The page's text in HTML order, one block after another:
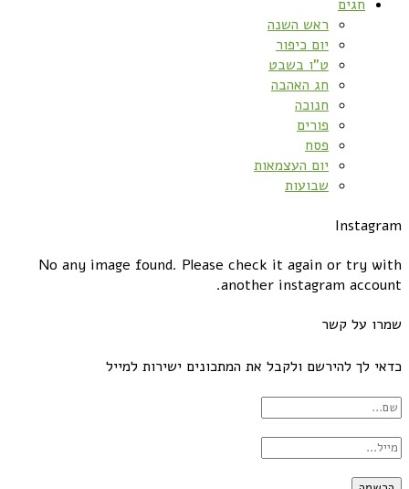
חגים
ראש השנה
יום כיפור
ט”ו בשבט
חג האהבה
חנוכה
פורים
פסח
יום העצמאות
שבועות
Instagram
No any image found. Please check it again or try with
another instagram account.
שמרו על קשר
כדאי לך להירשם ולקבל את המתכונים ישירות למייל